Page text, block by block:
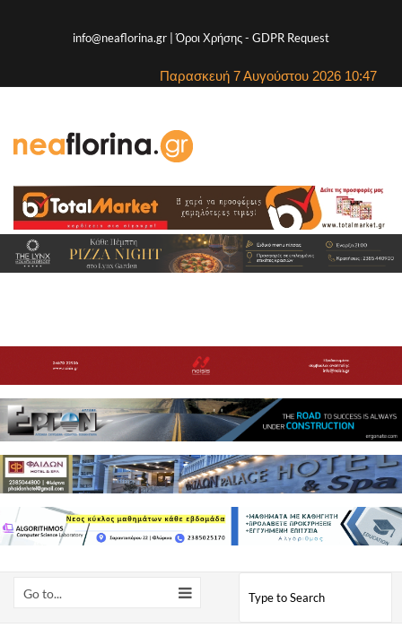
info@neaflorina.gr |Όροι Χρήσης- GDPR Request
Παρασκευή 7 Αυγούστου 2026 10:47
Go to...